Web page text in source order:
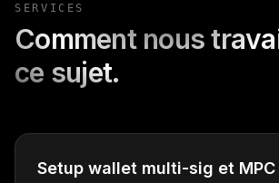
SERVICES
Comment nous
ce sujet.
Setup wallet multi-sig et MPC